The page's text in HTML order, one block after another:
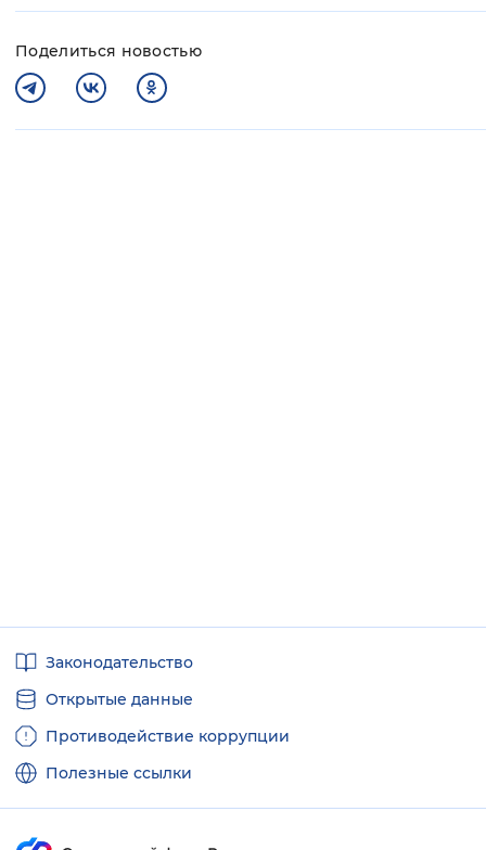
Поделиться новостью
ссылкиЗаконодательство
Открытые данные
Противодействие коррупции
Полезные ссылки